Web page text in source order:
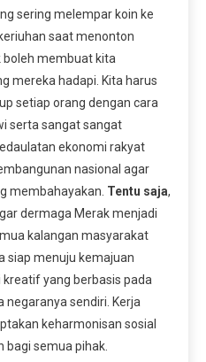
sering melempar koin ke
saat menonton
boleh membuat kita
mereka hadapi. Kita harus
setiap orang dengan cara
serta sangat sangat
ekonomi rakyat
nasional agar
membahayakan. Tentu saja,
dermaga Merak menjadi
kalangan masyarakat
siap menuju kemajuan
yang berbasis pada
sendiri. Kerja
keharmonisan sosial
bagi semua pihak.